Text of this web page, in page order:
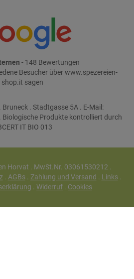
- 148 Bewertungen
Besucher über www.spezereien-
shop.it sagen
. Stadtgasse 5A . E-Mail:
Biologische Produkte kontrolliert durch
IT BIO 013
Horvat . MwSt.Nr. 03061530212 .
. AGBs. Zahlung und Versand . Links.
. Widerruf . Cookies